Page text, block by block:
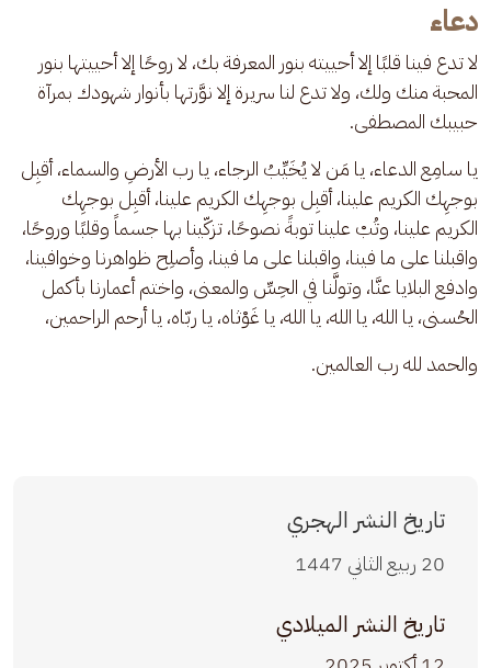
دعاء
لا تدع فينا قلبًا إلا أحييته بنور المعرفة بك، لا روحًا إلا أحييتها بنور
المحبة منك ولك، ولا تدع لنا سريرة إلا نوَّرتها بأنوار شهودك بمرآة
حبيبك المصطفى.
يا سامِع الدعاء، يا مَن لا يُخَيِّبُ الرجاء، يا رب الأرضِ والسماء، أقبِل
بوجهِك الكريم علينا، أقبِل بوجهِك الكريم علينا، أقبِل بوجهِك
الكريم علينا، وتُبْ علينا توبةً نصوحًا، تزكّينا بها جسماً وقلبًا وروحًا،
واقبلنا على ما فينا، واقبلنا على ما فينا، وأصلِح ظواهرنا وخوافينا،
وادفع البلايا عنَّا، وتولَّنا في الحِسِّ والمعنى، واختم أعمارنا بأكمل
الحُسنى، يا الله، يا الله، يا الله، يا غَوْثاه، يا ربّاه، يا أرحم الراحمين،
والحمد لله رب العالمين.
تاريخ النشر الهجري
20 ربيع الثاني 1447
تاريخ النشر الميلادي